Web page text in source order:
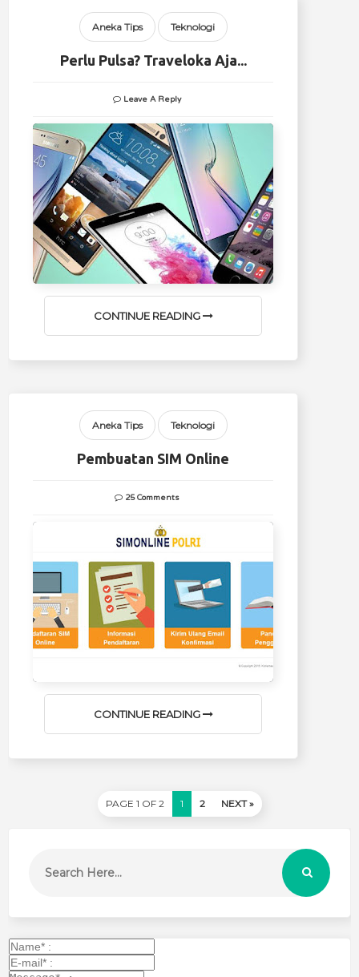
Aneka Tips Teknologi
Perlu Pulsa? Traveloka Aja...
Leave A Reply
CONTINUE READING
Aneka Tips Teknologi
Pembuatan SIM Online
25 Comments
CONTINUE READING
PAGE 1 OF 2 1 2 NEXT »